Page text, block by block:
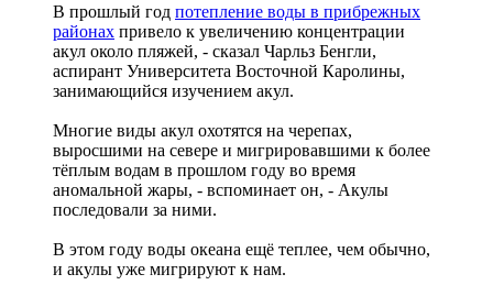
В прошлый год потепление воды в прибрежных
районах привело к увеличению концентрации
акул около пляжей, - сказал Чарльз Бенгли,
аспирант Университета Восточной Каролины,
занимающийся изучением акул.
Многие виды акул охотятся на черепах,
выросшими на севере и мигрировавшими к более
тёплым водам в прошлом году во время
аномальной жары, - вспоминает он, - Акулы
последовали за ними.
В этом году воды океана ещё теплее, чем обычно,
и акулы уже мигрируют к нам.